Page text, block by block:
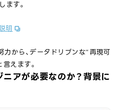
ます。
明
力から、データドリブンな“再現可
えます。
アが必要なのか？背景に